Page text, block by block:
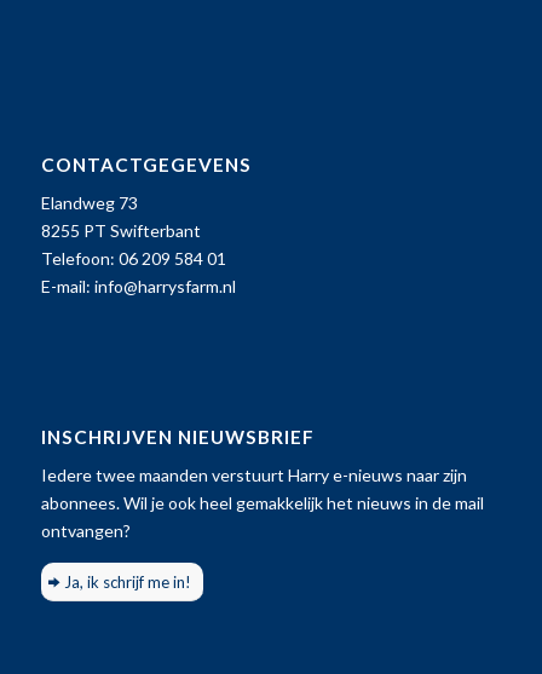
CONTACTGEGEVENS
Elandweg 73
8255 PT Swifterbant
Telefoon: 06 209 584 01
E-mail: info@harrysfarm.nl
INSCHRIJVEN NIEUWSBRIEF
Iedere twee maanden verstuurt Harry e-nieuws naar zijn
abonnees. Wil je ook heel gemakkelijk het nieuws in de mail
ontvangen?
Ja, ik schrijf me in!